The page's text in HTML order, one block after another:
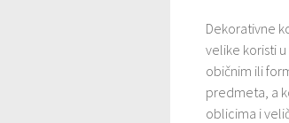
Dekorativne
velike koristi
običnim ili
predmeta, a
oblicima i